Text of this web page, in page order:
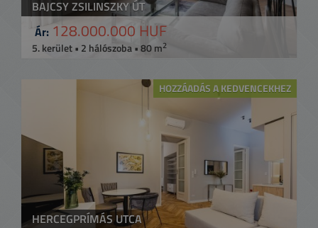
BAJCSY ZSILINSZKY ÚT
Ár: 128.000.000 HUF
5. kerület • 2 hálószoba • 80 m2
HOZZÁADÁS A KEDVENCEKHEZ
HERCEGPRÍMÁS UTCA